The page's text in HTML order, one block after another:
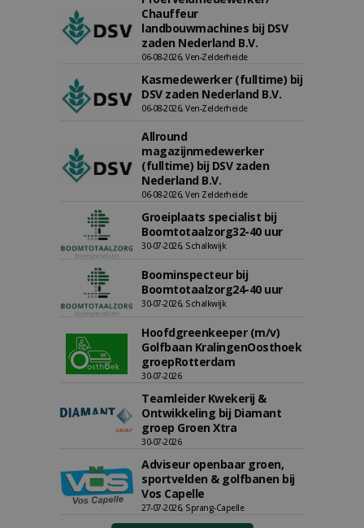
Chauffeur
landbouwmachines bij DSV
zaden Nederland B.V.
06-08-2026, Ven-Zelderheide
Kasmedewerker (fulltime) bij
DSV zaden Nederland B.V.
06-08-2026, Ven-Zelderheide
Allround
magazijnmedewerker
(fulltime) bij DSV zaden
Nederland B.V.
06-08-2026, Ven Zelderheide
Groeiplaats specialist bij
Boomtotaalzorg32-40 uur
30-07-2026, Schalkwijk
Boominspecteur bij
Boomtotaalzorg24-40 uur
30-07-2026, Schalkwijk
Hoofdgreenkeeper (m/v)
Golfbaan KralingenOosthoek
groepRotterdam
30-07-2026
Teamleider Kwekerij &
Ontwikkeling bij Diamant
groep Groen Xtra
30-07-2026
Adviseur openbaar groen,
sportvelden & golfbanen bij
Vos Capelle
27-07-2026, Sprang-Capelle